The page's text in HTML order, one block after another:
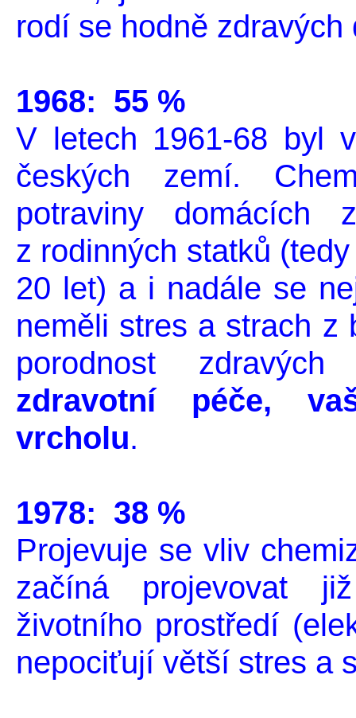
rodí se hodně zdravých
1968: 55 %
V letech 1961-68 byl
českých zemí.
potraviny
z rodinných statků
20 let) a i nadále se
neměli stres a strach z
porodnost
zdravotní péče,
vrcholu.
1978: 38 %
Projevuje se vliv
začíná projevovat
životního prostředí
nepociťují větší stres a